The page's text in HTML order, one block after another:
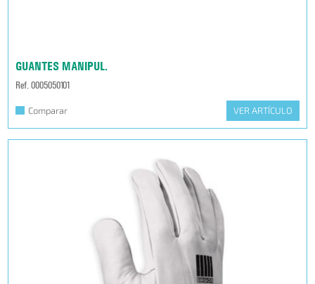
GUANTES MANIPUL.
Ref. 0005050101
Comparar VER ARTÍCULO